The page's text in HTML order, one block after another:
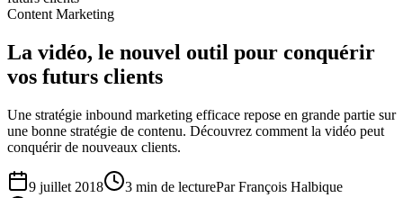
Content Marketing
La vidéo, le nouvel outil pour conquérir
vos futurs clients
Une stratégie inbound marketing efficace repose en grande partie sur
une bonne stratégie de contenu. Découvrez comment la vidéo peut
conquérir de nouveaux clients.
9 juillet 2018 3 min de lectureParFrançois Halbique